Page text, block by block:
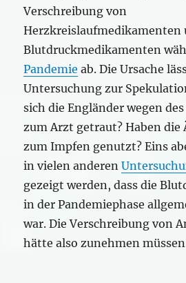
Verschreibung von
Herzkreislaufmedikamenten
Blutdruckmedikamenten
Pandemie ab. Die Ursache
Untersuchung zur
sich die Engländer wegen
zum Arzt getraut? Haben
zum Impfen genutzt? Eins
in vielen anderen
gezeigt werden, dass die
in der Pandemiephase
war. Die Verschreibung von
hätte also zunehmen